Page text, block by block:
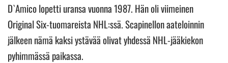
D`Amico lopetti uransa vuonna 1987. Hän oli viimeinen
Original Six-tuomareista NHL:ssä. Scapinellon aateloinnin
jälkeen nämä kaksi ystävää olivat yhdessä NHL-jääkiekon
pyhimmässä paikassa.